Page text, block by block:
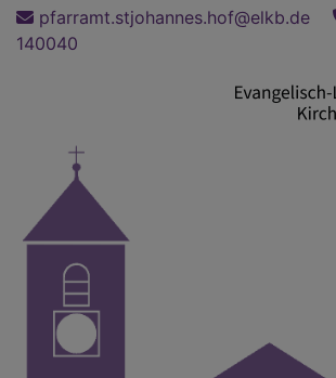
Direkt
zum
pfarramt.stjohannes.hof@elkb.de
140040